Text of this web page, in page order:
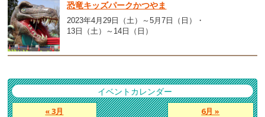
恐竜キッズパークかつやま
2023年4月29日（土）～5月7日（日）
13日（土）～14日（日）
イベントカレンダー
« 3月 6月 »